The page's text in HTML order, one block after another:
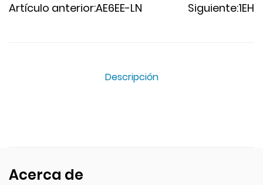
Artículo anterior:AE6EE-LN Siguiente:1EH
Descripción
Acerca de